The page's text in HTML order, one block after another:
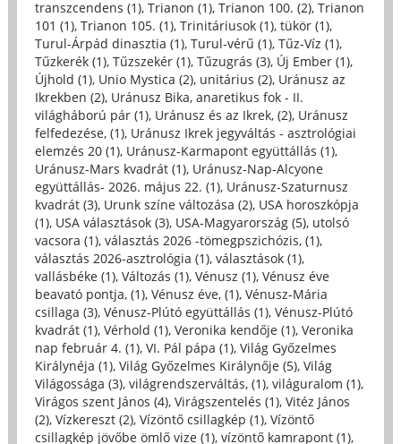
transzcendens (1), Trianon (1), Trianon 100. (2), Trianon
101 (1), Trianon 105. (1), Trinitáriusok (1), tükör (1),
Turul-Árpád dinasztia (1), Turul-vérű (1), Tűz-Víz (1),
Tűzkerék (1), Tűzszekér (1), Tűzugrás (3), Új Ember (1),
Újhold (1), Unio Mystica (2), unitárius (2), Uránusz az
Ikrekben (2), Uránusz Bika, anaretikus fok - II.
világháború pár (1), Uránusz és az Ikrek, (2), Uránusz
felfedezése, (1), Uránusz Ikrek jegyváltás - asztrológiai
elemzés 20 (1), Uránusz-Karmapont együttállás (1),
Uránusz-Mars kvadrát (1), Uránusz-Nap-Alcyone
együttállás- 2026. május 22. (1), Uránusz-Szaturnusz
kvadrát (3), Urunk színe változása (2), USA horoszkópja
(1), USA választások (3), USA-Magyarország (5), utolsó
vacsora (1), választás 2026 -tömegpszichózis, (1),
választás 2026-asztrológia (1), választások (1),
vallásbéke (1), Változás (1), Vénusz (1), Vénusz éve
beavató pontja, (1), Vénusz éve, (1), Vénusz-Mária
csillaga (3), Vénusz-Plútó együttállás (1), Vénusz-Plútó
kvadrát (1), Vérhold (1), Veronika kendője (1), Veronika
nap február 4. (1), VI. Pál pápa (1), Világ Győzelmes
Királynéja (1), Világ Győzelmes Királynője (5), Világ
Világossága (3), világrendszerváltás, (1), világuralom (1),
Virágos szent János (4), Virágszentelés (1), Vitéz János
(2), Vízkereszt (2), Vízöntő csillagkép (1), Vízöntő
csillagkép jövőbe ömlő vize (1), vízöntő kamrapont (1),